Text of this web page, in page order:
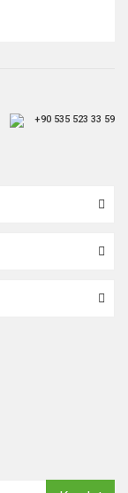
+90 535 523 33 59